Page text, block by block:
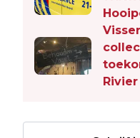
Rivier